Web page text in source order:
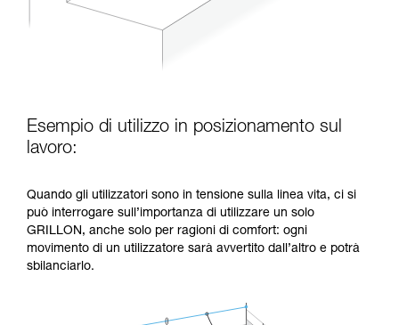
Esempio di utilizzo in posizionamento sul
lavoro:
Quando gli utilizzatori sono in tensione sulla linea vita, ci si
può interrogare sull’importanza di utilizzare un solo
GRILLON, anche solo per ragioni di comfort: ogni
movimento di un utilizzatore sarà avvertito dall’altro e potrà
sbilanciarlo.